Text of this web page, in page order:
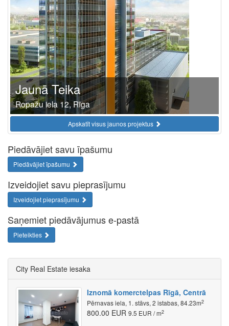
Jaunā Teika
Ropažu iela 12, Rīga
Apskatīt visus jaunos projektus
Piedāvājiet savu īpašumu
Piedāvājiet īpašumu
Izveidojiet savu pieprasījumu
Izveidojiet pieprasījumu
Saņemiet piedāvājumus e-pastā
Pieteikties
City Real Estate iesaka
Iznomā komerctelpas Rīgā, Centrā
Pērnavas iela, 1. stāvs, 2 istabas, 84.23m2
800.00 EUR 9.5 EUR / m2